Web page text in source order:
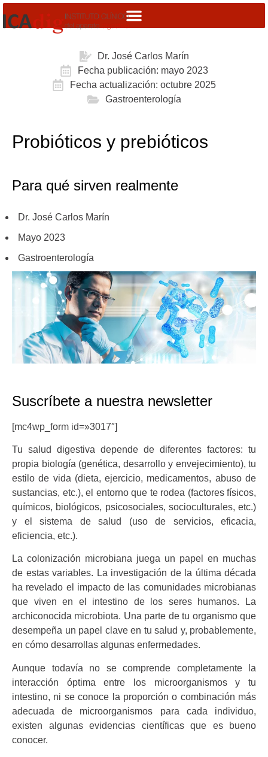
Dr. José Carlos Marín
Fecha publicación: mayo 2023
Fecha actualización: octubre 2025
Gastroenterología
Probióticos y prebióticos
Para qué sirven realmente
Dr. José Carlos Marín
Mayo 2023
Gastroenterología
Suscríbete a nuestra newsletter
[mc4wp_form id=»3017″]
Tu salud digestiva depende de diferentes factores: tu
propia biología (genética, desarrollo y envejecimiento), tu
estilo de vida (dieta, ejercicio, medicamentos, abuso de
sustancias, etc.), el entorno que te rodea (factores físicos,
químicos, biológicos, psicosociales, socioculturales, etc.)
y el sistema de salud (uso de servicios, eficacia,
eficiencia, etc.).
La colonización microbiana juega un papel en muchas
de estas variables. La investigación de la última década
ha revelado el impacto de las comunidades microbianas
que viven en el intestino de los seres humanos. La
archiconocida microbiota. Una parte de tu organismo que
desempeña un papel clave en tu salud y, probablemente,
en cómo desarrollas algunas enfermedades.
Aunque todavía no se comprende completamente la
interacción óptima entre los microorganismos y tu
intestino, ni se conoce la proporción o combinación más
adecuada de microorganismos para cada individuo,
existen algunas evidencias científicas que es bueno
conocer.